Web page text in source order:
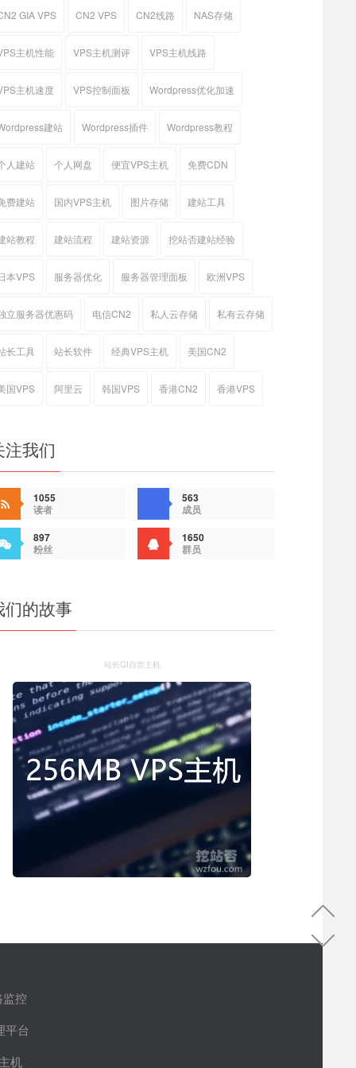
GIA VPS CN2 VPS CN2线路 NAS存储
主机性能 VPS主机测评 VPS主机线路
主机速度 VPS控制面板 Wordpress优化加速
建站 Wordpress插件 Wordpress教程
人建站 个人网盘 便宜VPS主机 免费CDN
费建站 国内VPS主机 图片存储 建站工具
站教程 建站流程 建站资源 挖站否建站经验
本VPS 服务器优化 服务器管理面板 欧洲VPS
立服务器优惠码 电信CN2 私人云存储 私有云存储
长工具 站长软件 经典VPS主机 美国CN2
国VPS 阿里云 韩国VPS 香港CN2 香港VPS
注我们
1055
读者
563
成员
897
粉丝
1650
群员
们的故事
站长QI自营主机
控
平台
机